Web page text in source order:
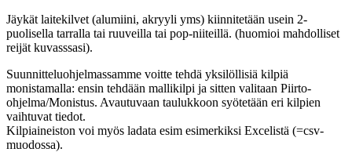
Jäykät laitekilvet (alumiini, akryyli yms) kiinnitetään usein 2-
puolisella tarralla tai ruuveilla tai pop-niiteillä. (huomioi mahdolliset
reijät kuvasssasi).
Suunnitteluohjelmassamme voitte tehdä yksilöllisiä kilpiä
monistamalla: ensin tehdään mallikilpi ja sitten valitaan Piirto-
ohjelma/Monistus. Avautuvaan taulukkoon syötetään eri kilpien
vaihtuvat tiedot.
Kilpiaineiston voi myös ladata esim esimerkiksi Excelistä (=csv-
muodossa).